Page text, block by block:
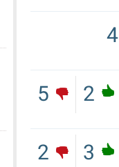
4
2
5
3
2